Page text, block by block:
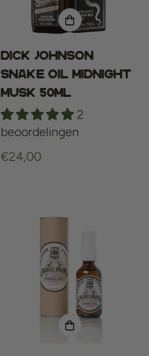
Dick johnson
Snake Oil Midnight
Musk 50ml
2
beoordelingen
Normale
€24,00